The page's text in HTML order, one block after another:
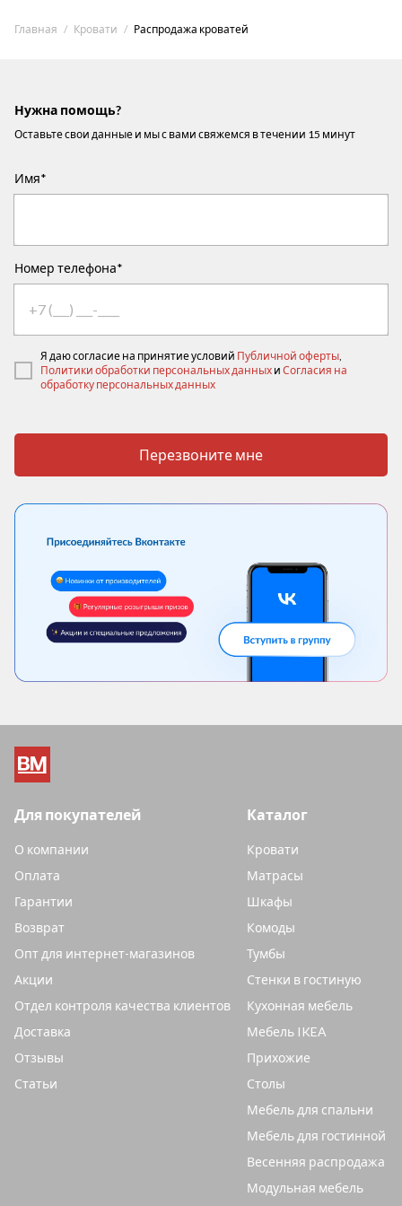
Главная Кровати Распродажа кроватей
Нужна помощь?
Оставьте свои данные и мы с вами свяжемся в течении 15 минут
Имя*
Номер телефона*
Я даю согласие на принятие условий Публичной оферты,
Политики обработки персональных данных и Согласия на
обработку персональных данных
Перезвоните мне
Каталог
Кровати
Матрасы
Шкафы
Комоды
Тумбы
Стенки в гостиную
Кухонная мебель
Мебель IKEA
Прихожие
Столы
Мебель для спальни
Мебель для гостинной
Весенняя распродажа
Модульная мебель
Для покупателей
О компании
Оплата
Гарантии
Возврат
Опт для интернет-магазинов
Акции
Отдел контроля качества клиентов
Доставка
Отзывы
Статьи